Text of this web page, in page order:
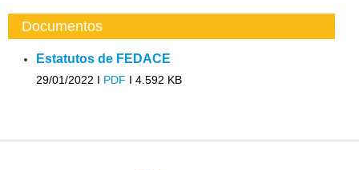
Documentos
Estatutos de FEDACE
29/01/2022 I PDF I 4.592 KB